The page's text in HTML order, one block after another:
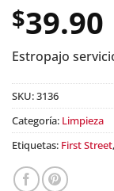
$39.90
Estropajo
SKU:3136
Categoría: Limpieza
Etiquetas: First Street,